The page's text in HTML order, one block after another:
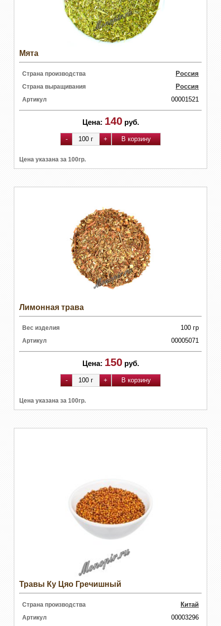
Мята
Страна производства Россия
Страна выращивания Россия
Артикул 00001521
Цена: 140 руб.
Цена указана за 100гр.
Лимонная трава
Вес изделия 100 гр
Артикул 00005071
Цена: 150 руб.
Цена указана за 100гр.
Травы Ку Цяо Гречишный
Страна производства Китай
Артикул 00003296